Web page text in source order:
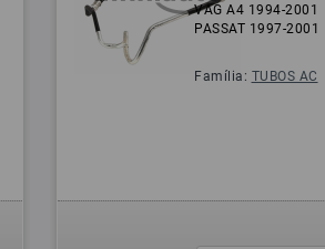
VAG A4 1994-2001
PASSAT 1997-2001
Família: TUBOS AC